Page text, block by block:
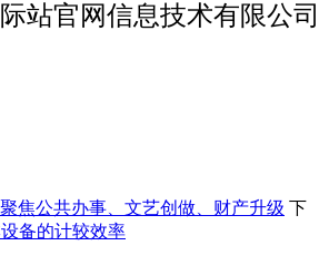
站官网信息技术有限公司
焦公共办事、文艺创做、财产升级 下
备的计较效率